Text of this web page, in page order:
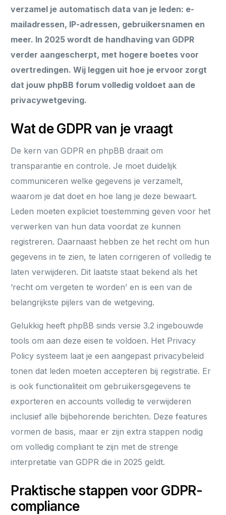
verzamel je automatisch data van je leden: e-
mailadressen, IP-adressen, gebruikersnamen en
meer. In 2025 wordt de handhaving van GDPR
verder aangescherpt, met hogere boetes voor
overtredingen. Wij leggen uit hoe je ervoor zorgt
dat jouw phpBB forum volledig voldoet aan de
privacywetgeving.
Wat de GDPR van je vraagt
De kern van GDPR en phpBB draait om
transparantie en controle. Je moet duidelijk
communiceren welke gegevens je verzamelt,
waarom je dat doet en hoe lang je deze bewaart.
Leden moeten expliciet toestemming geven voor het
verwerken van hun data voordat ze kunnen
registreren. Daarnaast hebben ze het recht om hun
gegevens in te zien, te laten corrigeren of volledig te
laten verwijderen. Dit laatste staat bekend als het
‘recht om vergeten te worden’ en is een van de
belangrijkste pijlers van de wetgeving.
Gelukkig heeft phpBB sinds versie 3.2 ingebouwde
tools om aan deze eisen te voldoen. Het Privacy
Policy systeem laat je een aangepast privacybeleid
tonen dat leden moeten accepteren bij registratie. Er
is ook functionaliteit om gebruikersgegevens te
exporteren en accounts volledig te verwijderen
inclusief alle bijbehorende berichten. Deze features
vormen de basis, maar er zijn extra stappen nodig
om volledig compliant te zijn met de strenge
interpretatie van GDPR die in 2025 geldt.
Praktische stappen voor GDPR-
compliance